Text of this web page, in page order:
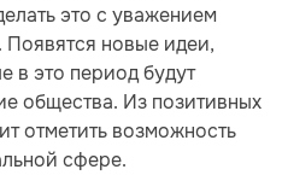
это с уважением
новые идеи,
в это период будут
общества. Из позитивных
отметить возможность
сфере.